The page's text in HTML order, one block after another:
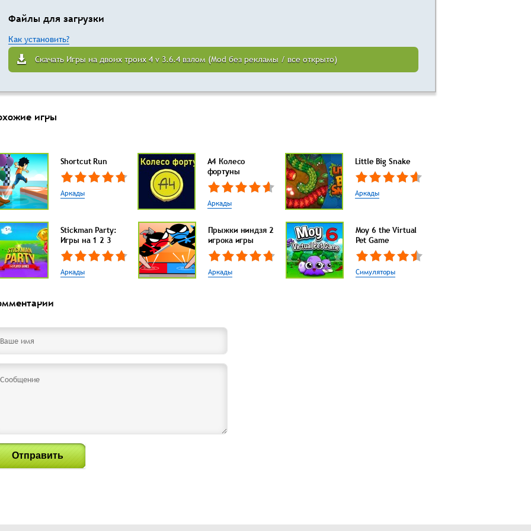
Файлы для загрузки
Как установить?
Скачать Игры на двоих троих 4 v 3.6.4 взлом (Mod без рекламы / все открыто)
игры
Shortcut Run
Аркады
А4 Колесо
фортуны
Аркады
Little Big Snake
Аркады
Stickman Party:
Игры на 1 2 3
Аркады
Прыжки ниндзя 2
игрока игры
Аркады
Moy 6 the Virtual
Pet Game
Симуляторы
Отправить